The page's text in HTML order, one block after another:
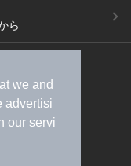
we and
advertisi
our servi
ら
稿のご案内
規約
プ
採用情報